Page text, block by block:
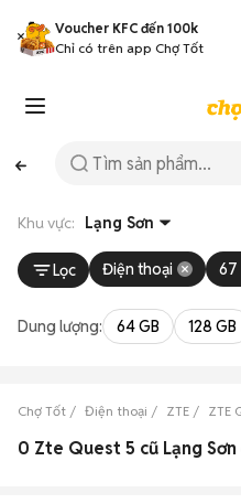
Voucher KFC đến 100k
Chỉ có trên app Chợ Tốt
Khu vực: Lạng Sơn
Lọc Điện thoại 67
Dung lượng: 64 GB 128 GB
Chợ Tốt Điện thoại ZTE ZTE
0 Zte Quest 5 cũ Lạng Sơn